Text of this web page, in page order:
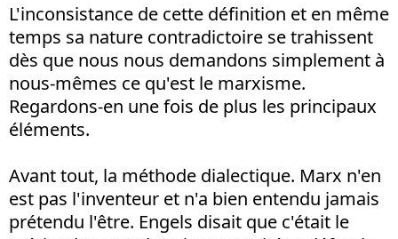
L'inconsistance de cette définition et en même
temps sa nature contradictoire se trahissent
dès que nous nous demandons simplement à
nous-mêmes ce qu'est le marxisme.
Regardons-en une fois de plus les principaux
éléments.
Avant tout, la méthode dialectique. Marx n'en
est pas l'inventeur et n'a bien entendu jamais
prétendu l'être. Engels disait que c'était le